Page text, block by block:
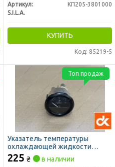
Артикул:
КП205-3801000
S.I.L.A.
КУПИТЬ
Код: 85219-5
Указатель температуры
охлаждающей жидкости
УК171 КАМАЗ (ДК)
225 ₴ в наличии
Топ продаж